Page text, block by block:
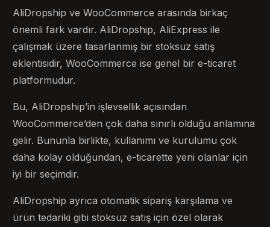
AliDropship ve WooCommerce arasında birkaç
önemli fark vardır. AliDropship, AliExpress ile
çalışmak üzere tasarlanmış bir stoksuz satış
eklentisidir, WooCommerce ise genel bir e-ticaret
platformudur.
Bu, AliDropship’in işlevsellik açısından
WooCommerce’den çok daha sınırlı olduğu anlamına
gelir. Bununla birlikte, kullanımı ve kurulumu çok
daha kolay olduğundan, e-ticarette yeni olanlar için
iyi bir seçimdir.
AliDropship ayrıca otomatik sipariş karşılama ve
ürün tedariki gibi stoksuz satış için özel olarak